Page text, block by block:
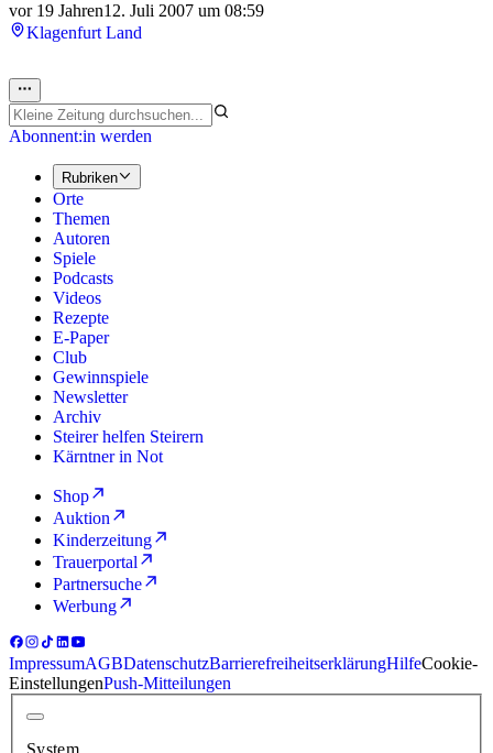
vor 19 Jahren12. Juli 2007 um 08:59
Klagenfurt Land
Abonnent:in werden
Rubriken
Orte
Themen
Autoren
Spiele
Podcasts
Videos
Rezepte
E-Paper
Club
Gewinnspiele
Newsletter
Archiv
Steirer helfen Steirern
Kärntner in Not
Shop
Auktion
Kinderzeitung
Trauerportal
Partnersuche
Werbung
ImpressumAGBDatenschutzBarrierefreiheitserklärungHilfeCookie-
EinstellungenPush-Mitteilungen